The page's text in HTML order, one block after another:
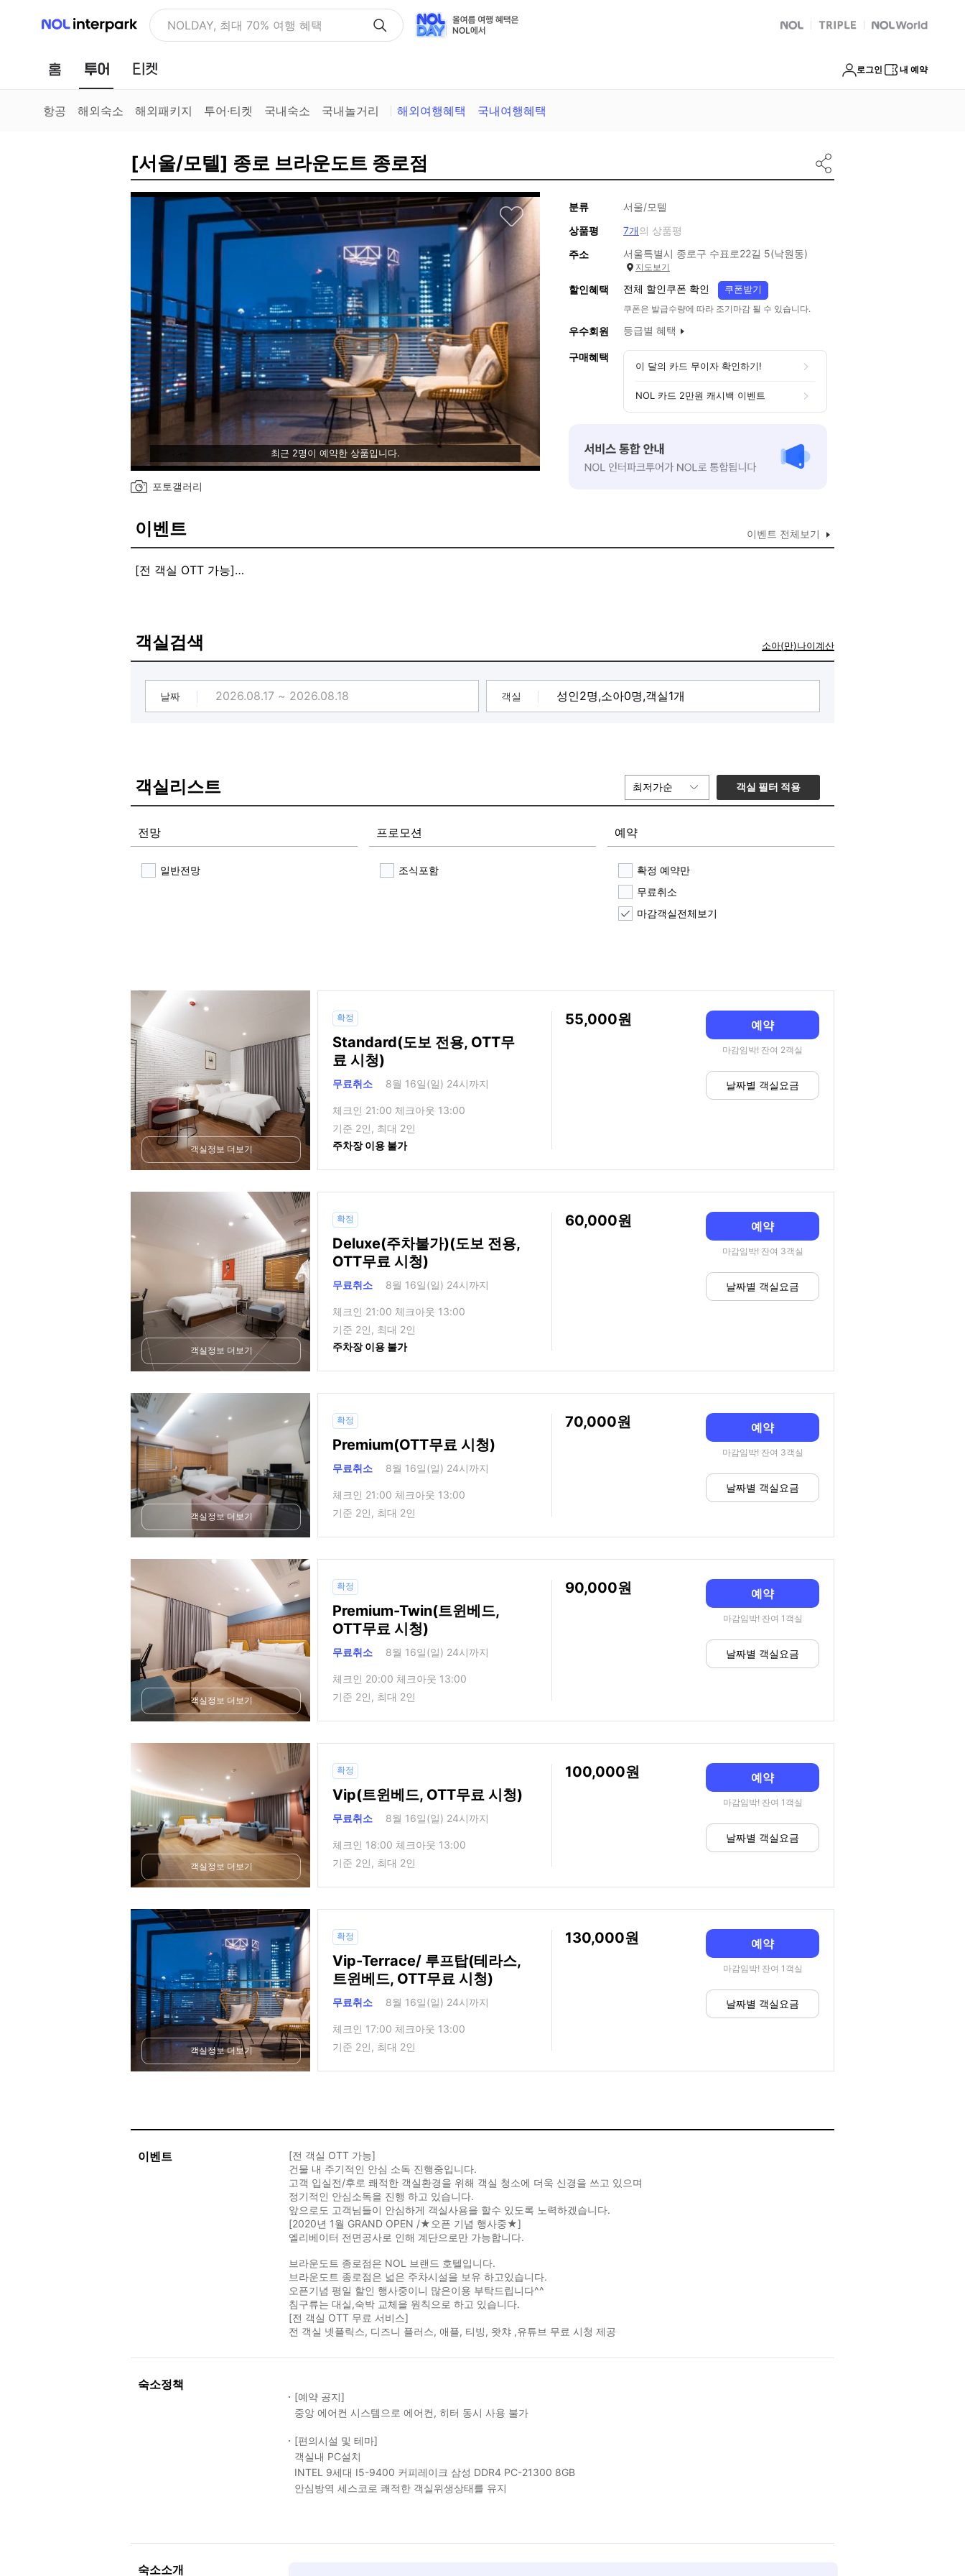
NOL 인터파크 NOLDAY, 최대 70% 여행 혜택 NOL 트리플 Global Interpark
홈 투어 로그인 내 예약
항공 해외숙소 해외패키지 투어·티켓 국내숙소 국내놀거리 해외여행혜택 국내여행혜택
[서울/모텔] 종로 브라운도트 종로점
최근 2명이 예약한 상품입니다.
포토갤러리
분류
서울/모텔
상품평
7개의 상품평
주소
서울특별시 종로구 수표로22길 5(낙원동)
지도보기
할인혜택 전체 할인쿠폰 확인 쿠폰받기
쿠폰은 발급수량에 따라 조기마감 될 수 있습니다.
우수회원 등급별 혜택
구매혜택
이 달의 카드 무이자 확인하기!
NOL 카드 2만원 캐시백 이벤트
이벤트 이벤트 전체보기
[전 객실 OTT 가능]
앞으로도 고객님들이 안심하게 객실사용을 할수 있도록 노력하겠습니다.
[2020년 1월 GRAND OPEN /★오픈 기념 행사중★]
엘리베이터 전면공사로 인해 계단으로만 가능합니다.
브라운도트 종로점은 NOL 브랜드 호텔입니다.
브라운도트 종로점은 넓은 주차시설을 보유 하고있습니다.
객실검색 소아(만)나이계산
날짜 객실
객실리스트 최저가순 객실 필터 적용
전망
일반전망
프로모션
조식포함
예약
확정 예약만
무료취소
마감객실전체보기
객실정보 더보기
확정
Standard(도보 전용, OTT무
료 시청)
무료취소 8월 16일(일) 24시까지
체크인 21:00 체크아웃 13:00
기준 2인, 최대 2인
주차장 이용 불가
55,000 예약
마감임박! 잔여 2객실
날짜별 객실요금
객실정보 더보기
확정
Deluxe(주차불가)(도보 전용,
OTT무료 시청)
무료취소 8월 16일(일) 24시까지
체크인 21:00 체크아웃 13:00
기준 2인, 최대 2인
주차장 이용 불가
60,000 예약
마감임박! 잔여 3객실
날짜별 객실요금
객실정보 더보기
확정
Premium(OTT무료 시청)
무료취소 8월 16일(일) 24시까지
체크인 21:00 체크아웃 13:00
기준 2인, 최대 2인
70,000 예약
마감임박! 잔여 3객실
날짜별 객실요금
객실정보 더보기
확정
Premium-Twin(트윈베드,
OTT무료 시청)
무료취소 8월 16일(일) 24시까지
체크인 20:00 체크아웃 13:00
기준 2인, 최대 2인
90,000 예약
마감임박! 잔여 1객실
날짜별 객실요금
객실정보 더보기
확정
Vip(트윈베드, OTT무료 시청)
무료취소 8월 16일(일) 24시까지
체크인 18:00 체크아웃 13:00
기준 2인, 최대 2인
100,000 예약
마감임박! 잔여 1객실
날짜별 객실요금
객실정보 더보기
확정
Vip-Terrace/ 루프탑(테라스,
트윈베드, OTT무료 시청)
무료취소 8월 16일(일) 24시까지
체크인 17:00 체크아웃 13:00
기준 2인, 최대 2인
130,000 예약
마감임박! 잔여 1객실
날짜별 객실요금
이벤트
[전 객실 OTT 가능]
건물 내 주기적인 안심 소독 진행중입니다.
고객 입실전/후로 쾌적한 객실환경을 위해 객실 청소에 더욱 신경을 쓰고 있으며
정기적인 안심소독을 진행 하고 있습니다.
앞으로도 고객님들이 안심하게 객실사용을 할수 있도록 노력하겠습니다.
[2020년 1월 GRAND OPEN /★오픈 기념 행사중★]
엘리베이터 전면공사로 인해 계단으로만 가능합니다.
브라운도트 종로점은 NOL 브랜드 호텔입니다.
브라운도트 종로점은 넓은 주차시설을 보유 하고있습니다.
오픈기념 평일 할인 행사중이니 많은이용 부탁드립니다^^
침구류는 대실,숙박 교체을 원칙으로 하고 있습니다.
[전 객실 OTT 무료 서비스]
전 객실 넷플릭스, 디즈니 플러스, 애플, 티빙, 왓챠 ,유튜브 무료 시청 제공
숙소정책
[예약 공지]
중앙 에어컨 시스템으로 에어컨, 히터 동시 사용 불가
[편의시설 및 테마]
객실내 PC설치
INTEL 9세대 I5-9400 커피레이크 삼성 DDR4 PC-21300 8GB
안심방역 세스코로 쾌적한 객실위생상태를 유지
숙소소개